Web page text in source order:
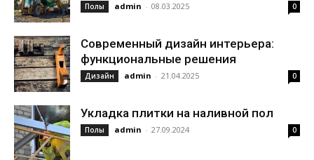
Полы admin - 08.03.2025 0
Современный дизайн интерьера:
функциональные решения
Дизайн admin - 21.04.2025 0
Укладка плитки на наливной пол
Полы admin - 27.09.2024 0